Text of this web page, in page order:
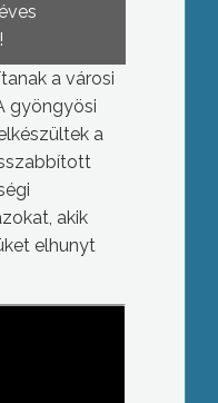
a városi
gyöngyösi
a
akik
elhunyt